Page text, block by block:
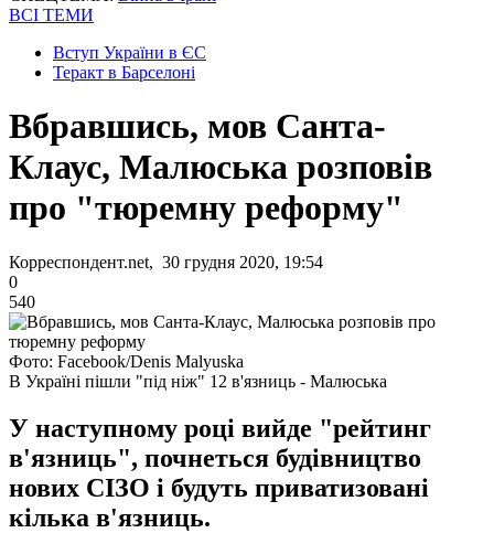
ВСІ ТЕМИ
Вступ України в ЄС
Теракт в Барселоні
Вбравшись, мов Санта-
Клаус, Малюська розповів
про "тюремну реформу"
Корреспондент.net, 30 грудня 2020, 19:54
0
540
Фото: Facebook/Denis Malyuska
В Україні пішли "під ніж" 12 в'язниць - Малюська
У наступному році вийде "рейтинг
в'язниць", почнеться будівництво
нових СІЗО і будуть приватизовані
кілька в'язниць.